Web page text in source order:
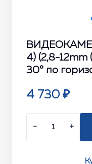
4) (2,8-12mm
30° по
4 730 ₽
− +